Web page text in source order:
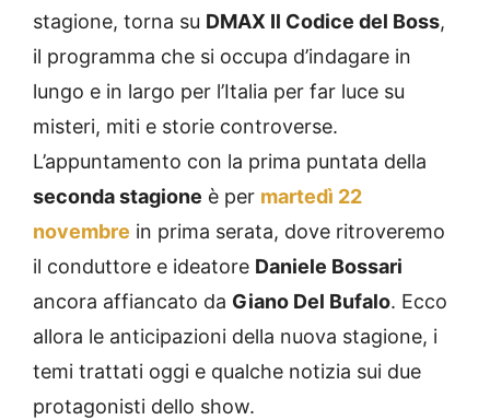
stagione, torna su DMAX Il Codice del Boss,
il programma che si occupa d’indagare in
lungo e in largo per l’Italia per far luce su
misteri, miti e storie controverse.
L’appuntamento con la prima puntata della
seconda stagione è per martedì 22
novembre in prima serata, dove ritroveremo
il conduttore e ideatore Daniele Bossari
ancora affiancato da Giano Del Bufalo. Ecco
allora le anticipazioni della nuova stagione, i
temi trattati oggi e qualche notizia sui due
protagonisti dello show.